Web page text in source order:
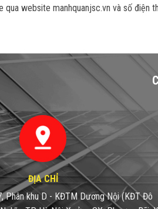
qua website manhquanjsc.vn và số điện
ĐỊA CHỈ
Phân khu D - KĐTM Dương Nội(KĐT Đô